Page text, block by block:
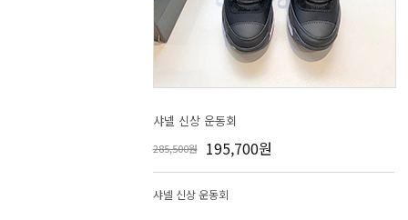
샤넬 신상 운동회
285,500원 195,700원
샤넬 신상 운동회